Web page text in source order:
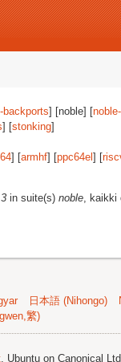
backports] [noble] [
] [stonking]
] [armhf] [ppc64el ] [
in suite(s) noble, kaikki
日本語 (Nihongo)
繁)
. Ubuntu on Canonical